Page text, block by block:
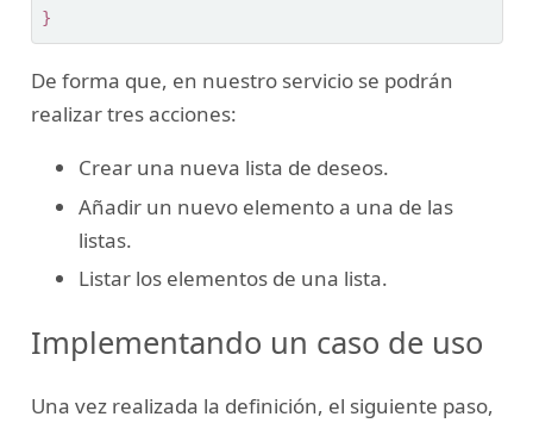
}
De forma que, en nuestro servicio se podrán
realizar tres acciones:
Crear una nueva lista de deseos.
Añadir un nuevo elemento a una de las
listas.
Listar los elementos de una lista.
Implementando un caso de uso
Una vez realizada la definición, el siguiente paso,